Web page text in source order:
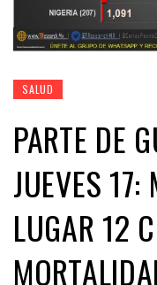
SALUD
PARTE DE
JUEVES 17:
LUGAR 12